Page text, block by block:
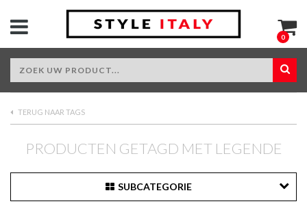
0
TERUG NAAR TAGS
PRODUCTEN GETAGD MET LEGENDE
SUBCATEGORIE